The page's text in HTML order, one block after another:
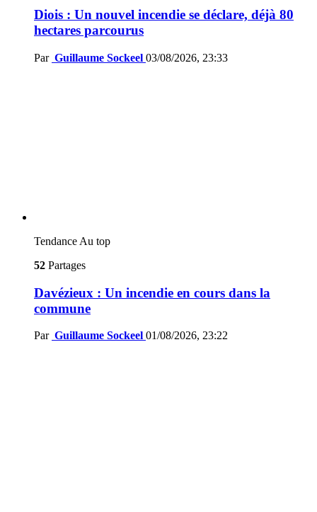
Diois : Un nouvel incendie se déclare, déjà 80
hectares parcourus
Par Guillaume Sockeel 03/08/2026, 23:33
Tendance Au top
52 Partages
Davézieux : Un incendie en cours dans la
commune
Par Guillaume Sockeel 01/08/2026, 23:22